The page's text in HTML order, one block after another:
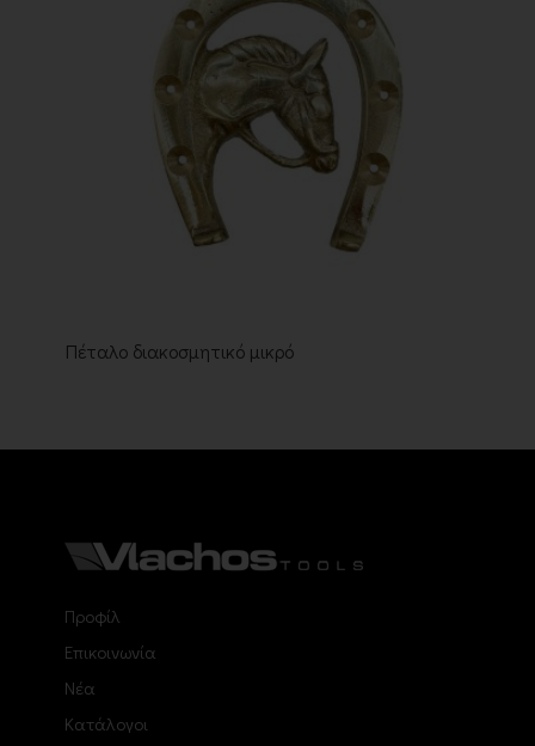
Πέταλο διακοσμητικό μικρό
Προφίλ
Επικοινωνία
Νέα
Κατάλογοι